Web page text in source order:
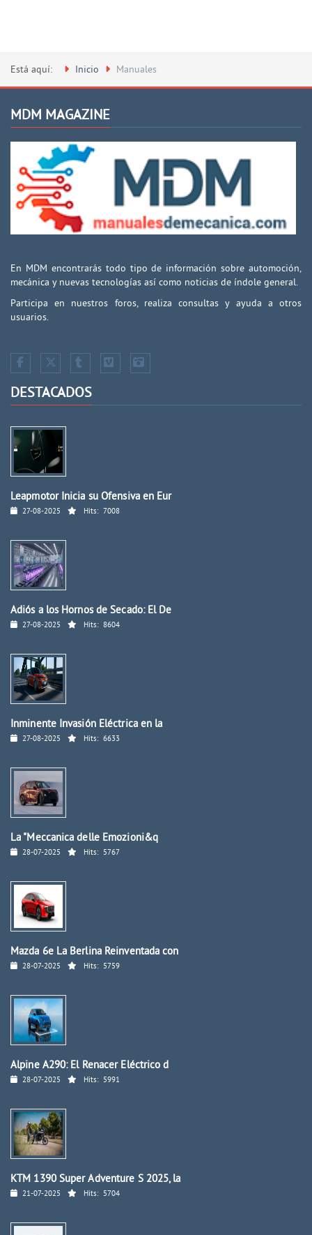
Está aquí: Inicio Manuales
MDM MAGAZINE
En MDM encontrarás todo tipo de información sobre automoción,
mecánica y nuevas tecnologías así como noticias de índole general.
Participa en nuestros foros, realiza consultas y ayuda a otros
usuarios.
DESTACADOS
Leapmotor Inicia su Ofensiva en Eur
27-08-2025 Hits: 7008
Adiós a los Hornos de Secado: El De
27-08-2025 Hits: 8604
Inminente Invasión Eléctrica en la
27-08-2025 Hits: 6633
La "Meccanica delle Emozioni&q
28-07-2025 Hits: 5767
Mazda 6e La Berlina Reinventada con
28-07-2025 Hits: 5759
Alpine A290: El Renacer Eléctrico d
28-07-2025 Hits: 5991
KTM 1390 Super Adventure S 2025, la
21-07-2025 Hits: 5704